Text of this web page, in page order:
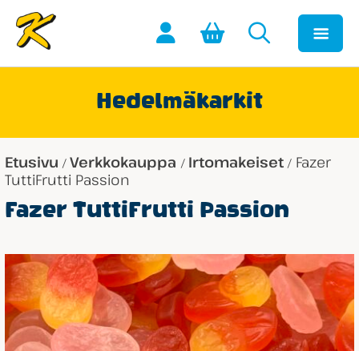
Hedelmäkarkit
Etusivu / Verkkokauppa / Irtomakeiset / Fazer
TuttiFrutti Passion
Fazer TuttiFrutti Passion